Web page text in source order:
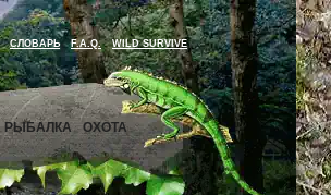
СЛОВАРЬ F.A.Q. WILD SURVIVE
РЫБАЛКА ОХОТА